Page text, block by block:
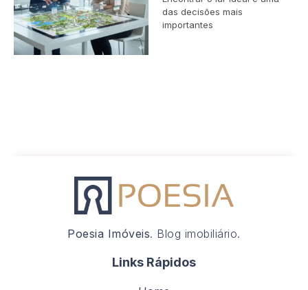
das decisões mais
importantes
Poesia Imóveis. Blog imobiliário.
Links Rápidos